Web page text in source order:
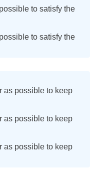
to satisfy the
to satisfy the
as possible to keep
as possible to keep
as possible to keep